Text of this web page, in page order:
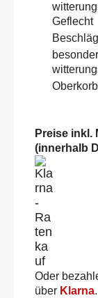
Geflecht
Preise inkl.
(innerhalb
Oder
über Klarna.